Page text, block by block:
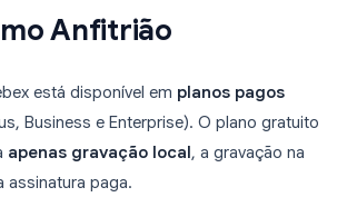
Anfitrião
está disponível em planos pagos
Business e Enterprise). O plano gratuito
apenas gravação local , a gravação na
assinatura paga.